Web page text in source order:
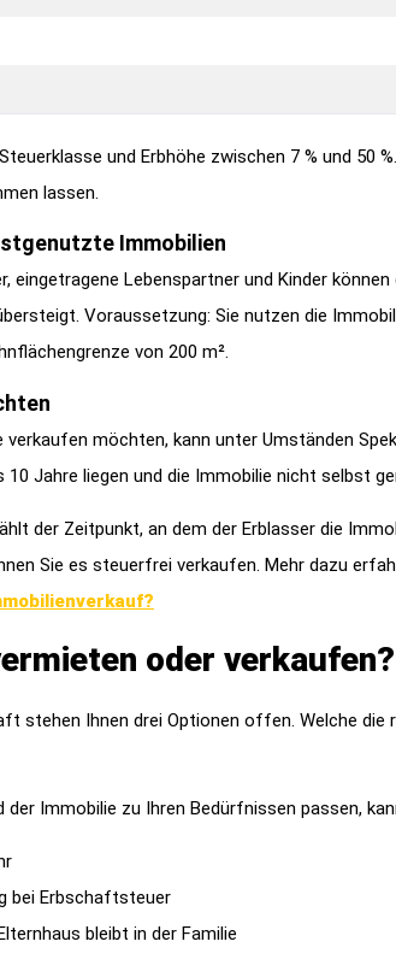
und Erbhöhe zwischen 7 % und 50
lassen.
Immobilien
eingetragene Lebenspartner und Kinder
Voraussetzung: Sie nutzen die
von 200 m².
verkaufen möchten, kann unter Umständen
10 Jahre liegen und die Immobilie nicht selbst
der Zeitpunkt, an dem der Erblasser die
Sie es steuerfrei verkaufen. Mehr dazu
oder verkaufen?
stehen Ihnen drei Optionen offen. Welche
der Immobilie zu Ihren Bedürfnissen passen,
bei Erbschaftsteuer
bleibt in der Familie